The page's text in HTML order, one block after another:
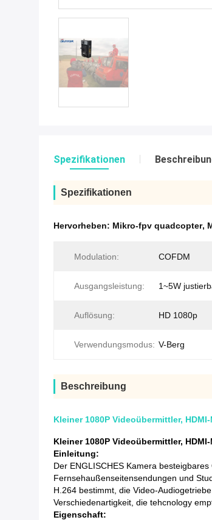
Spezifikationen
Spezifikationen
Hervorheben: Mikro-fpv quadcopter,
Modulation: COFDM
Ausgangsleistung: 1~5W
Auflösung: HD 1080p
Verwendungsmodus: V-Berg
Beschreibung
Kleiner 1080P Videoübermittler,
Kleiner 1080P Videoübermittler,
Einleitung:
Der ENGLISCHES Kamera
Fernsehaußenseitensendungen und
H.264 bestimmt, die Video-
Verschiedenartigkeit, die tehcnology
Eigenschaft: